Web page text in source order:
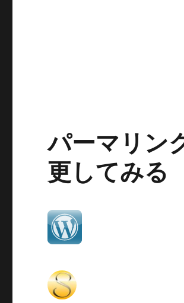
パーマリン
更してみる